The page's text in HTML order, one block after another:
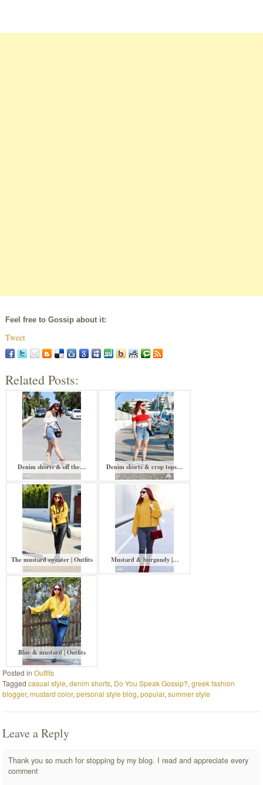
Feel free to Gossip about it:
Tweet
Related Posts:
Denim shorts & off the… Denim shorts & crop tops…
The mustard sweater | Outfits Mustard & burgundy |…
Blue & mustard | Outfits
Posted inOutfits
Taggedcasual style,denim shorts, Do You Speak Gossip?,greek fashion
blogger,mustard color,personal style blog,popular,summer style
Leave a Reply
Thank you so much for stopping by my blog. I read and appreciate every
comment